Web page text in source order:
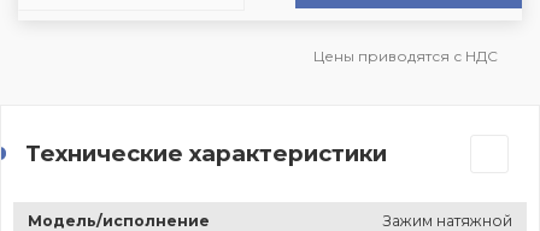
Цены приводятся с НДС
Технические характеристики
Модель/исполнение Зажим натяжной